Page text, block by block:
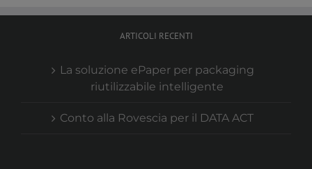
ARTICOLI RECENTI
La soluzione ePaper per packaging
riutilizzabile intelligente
Conto alla Rovescia per il DATA ACT